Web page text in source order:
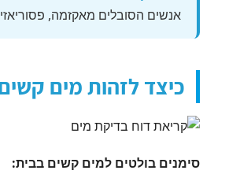
אנשים הסובלים מאקזמה,
כיצד לזהות מים
סימנים בולטים למים קשים בבית: